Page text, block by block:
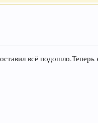
от Vahmurka
всё подошло.Теперь